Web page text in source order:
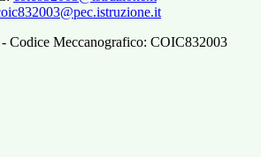
Codice Meccanografico: COIC832003